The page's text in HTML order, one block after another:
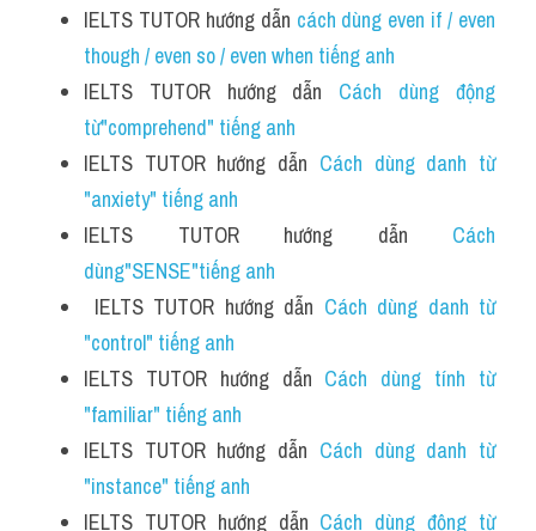
IELTS TUTOR hướng dẫn cách dùng even if / even
though / even so / even when tiếng anh
IELTS TUTOR hướng dẫn Cách dùng động
từ"comprehend" tiếng anh
IELTS TUTOR hướng dẫn Cách dùng danh từ
"anxiety" tiếng anh
IELTS TUTOR hướng dẫn Cách
dùng"SENSE"tiếng anh
IELTS TUTOR hướng dẫn Cách dùng danh từ
"control" tiếng anh
IELTS TUTOR hướng dẫn Cách dùng tính từ
"familiar" tiếng anh
IELTS TUTOR hướng dẫn Cách dùng danh từ
"instance" tiếng anh
IELTS TUTOR hướng dẫn Cách dùng động từ